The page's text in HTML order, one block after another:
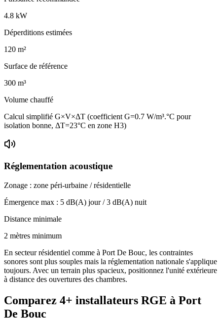
4.8 kW
Déperditions estimées
120 m²
Surface de référence
300 m³
Volume chauffé
Calcul simplifié G×V×ΔT (coefficient G=0.7 W/m³.°C pour
isolation bonne, ΔT=23°C en zone H3)
Réglementation acoustique
Zonage : zone péri-urbaine / résidentielle
Émergence max : 5 dB(A) jour /3 dB(A) nuit
Distance minimale
2 mètres minimum
En secteur résidentiel comme à Port De Bouc, les contraintes
sonores sont plus souples mais la réglementation nationale s'applique
toujours. Avec un terrain plus spacieux, positionnez l'unité extérieure
à distance des ouvertures des chambres.
Comparez 4+ installateurs RGE à Port
De Bouc